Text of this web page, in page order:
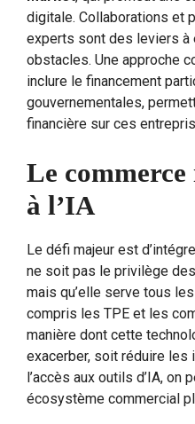
digitale. Collaborations et
experts sont des leviers à
obstacles. Une approche
inclure le financement
gouvernementales,
financière sur ces
Le
à l’IA
Le défi majeur est
ne soit pas le privilège
mais qu’elle serve tous
compris les TPE et les
manière dont cette
exacerber, soit réduire les
l’accès aux outils d’IA, on
écosystème commercial